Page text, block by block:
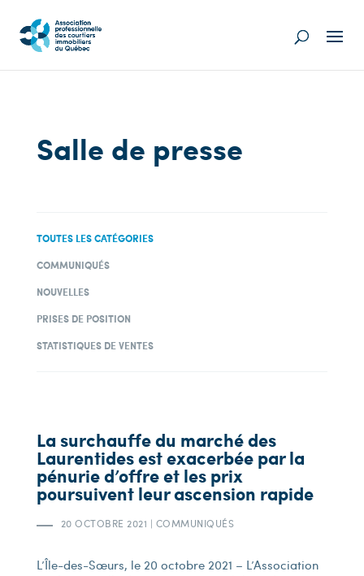
Salle de presse
TOUTES LES CATÉGORIES
COMMUNIQUÉS
NOUVELLES
PRISES DE POSITION
STATISTIQUES DE VENTES
La surchauffe du marché des
Laurentides est exacerbée par la
pénurie d’offre et les prix
poursuivent leur ascension rapide
20 OCTOBRE 2021 | COMMUNIQUÉS
L’Île-des-Sœurs, le 20 octobre 2021 – L’Association